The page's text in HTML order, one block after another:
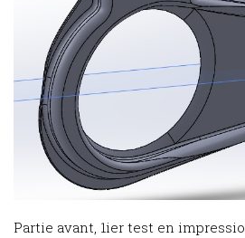
Partie avant, 1ier test en